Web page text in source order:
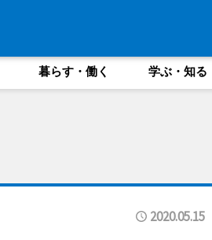
暮らす・働く 学ぶ・知る
2020.05.15